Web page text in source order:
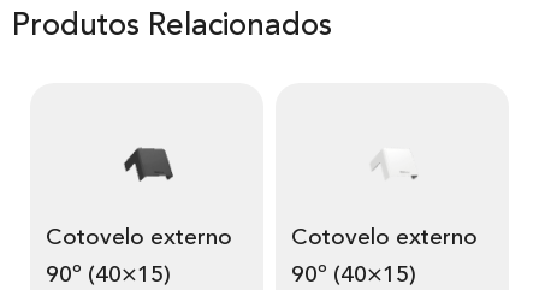
Produtos Relacionados
Cotovelo externo
90º (40×15)
Cotovelo externo
90º (40×15)